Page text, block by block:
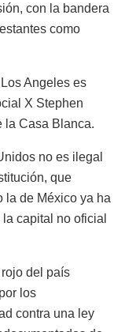
con la bandera
como
Angeles es
X Stephen
la Casa Blanca.
no es ilegal
que
la de México ya ha
capital no oficial
del país
los
contra una ley